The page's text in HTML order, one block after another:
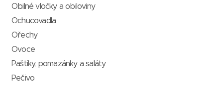
Obilné vločky a obiloviny
Ochucovadla
Ořechy
Ovoce
Paštiky, pomazánky a saláty
Pečivo